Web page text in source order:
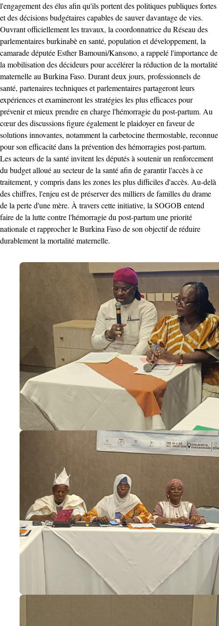
l'engagement des élus afin qu'ils portent des politiques publiques fortes
et des décisions budgétaires capables de sauver davantage de vies.
Ouvrant officiellement les travaux, la coordonnatrice du Réseau des
parlementaires burkinabè en santé, population et développement, la
camarade députée Esther Bamouni/Kansono, a rappelé l'importance de
la mobilisation des décideurs pour accélérer la réduction de la mortalité
maternelle au Burkina Faso. Durant deux jours, professionnels de
santé, partenaires techniques et parlementaires partageront leurs
expériences et examineront les stratégies les plus efficaces pour
prévenir et mieux prendre en charge l'hémorragie du post-partum. Au
cœur des discussions figure également le plaidoyer en faveur de
solutions innovantes, notamment la carbetocine thermostable, reconnue
pour son efficacité dans la prévention des hémorragies post-partum.
Les acteurs de la santé invitent les députés à soutenir un renforcement
du budget alloué au secteur de la santé afin de garantir l'accès à ce
traitement, y compris dans les zones les plus difficiles d'accès. Au-delà
des chiffres, l'enjeu est de préserver des milliers de familles du drame
de la perte d'une mère. À travers cette initiative, la SOGOB entend
faire de la lutte contre l'hémorragie du post-partum une priorité
nationale et rapprocher le Burkina Faso de son objectif de réduire
durablement la mortalité maternelle.